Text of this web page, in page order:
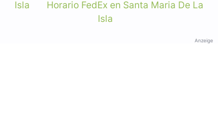
Isla
Horario FedEx en Santa Maria De La
Isla
Anzeige